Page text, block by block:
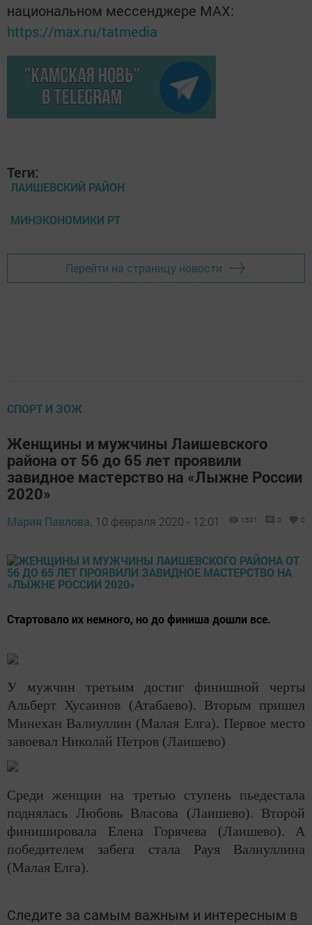
национальном мессенджере MАХ:
https://max.ru/tatmedia
Теги:
ЛАИШЕВСКИЙ РАЙОН
МИНЭКОНОМИКИ РТ
Перейти на страницу новости
СПОРТ И ЗОЖ
Женщины и мужчины Лаишевского
района от 56 до 65 лет проявили
завидное мастерство на «Лыжне России
2020»
Мария Павлова, 10 февраля 2020 - 12:01 1531 0 0
Стартовало их немного, но до финиша дошли все.
У мужчин третьим достиг финишной черты
Альберт Хусаинов (Атабаево). Вторым пришел
Минехан Валиуллин (Малая Елга). Первое место
завоевал Николай Петров (Лаишево)
Среди женщин на третью ступень пьедестала
поднялась Любовь Власова (Лаишево). Второй
финишировала Елена Горячева (Лаишево). А
победителем забега стала Рауя Валиуллина
(Малая Елга).
Следите за самым важным и интересным в